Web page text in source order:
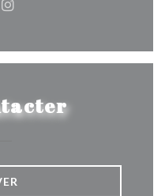
((ouvre une
Instagram ((ouvre une